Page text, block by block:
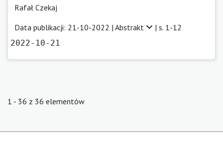
Rafał Czekaj
Data publikacji: 21-10-2022 | Abstrakt | s. 1-12
2022-10-21
1 - 36 z 36 elementów